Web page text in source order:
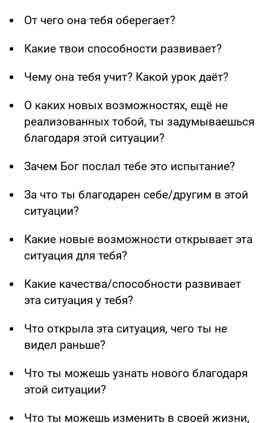
От чего она тебя оберегает?
Какие твои способности развивает?
Чему она тебя учит? Какой урок даёт?
О каких новых возможностях, ещё не
реализованных тобой, ты задумываешься
благодаря этой ситуации?
Зачем Бог послал тебе это испытание?
За что ты благодарен себе/другим в этой
ситуации?
Какие новые возможности открывает эта
ситуация для тебя?
Какие качества/способности развивает
эта ситуация у тебя?
Что открыла эта ситуация, чего ты не
видел раньше?
Что ты можешь узнать нового благодаря
этой ситуации?
Что ты можешь изменить в своей жизни,